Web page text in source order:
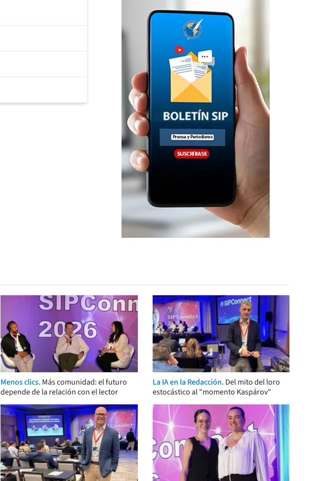
Menos clics. Más comunidad: el futuro
depende de la relación con el lector
La IA en la Redacción. Del mito del loro
estocástico al "momento Kaspárov"